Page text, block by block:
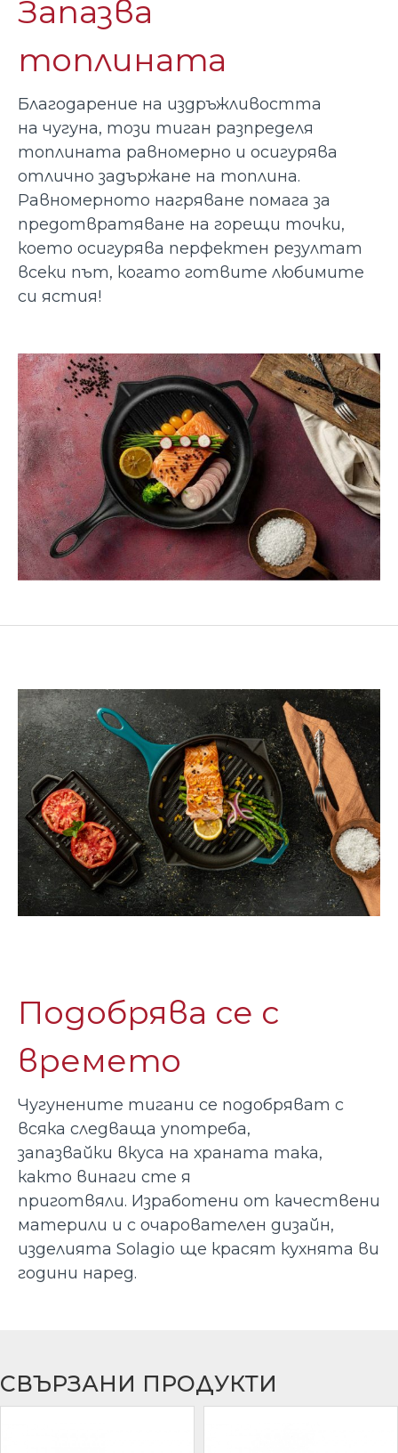
Запазва
топлината
Благодарение на издръжливостта
на чугуна, този тиган разпределя
топлината равномерно и осигурява
отлично задържане на топлина.
Равномерното нагряване помага за
предотвратяване на горещи точки,
което осигурява перфектен резултат
всеки път, когато готвите любимите
си ястия!
Подобрява се с
времето
Чугунените тигани се подобряват с
всяка следваща употреба,
запазвайки вкуса на храната така,
както винаги сте я
приготвяли. Изработени от качествени
материли и с очарователен дизайн,
изделията Solagio ще красят кухнята ви
години наред.
СВЪРЗАНИ ПРОДУКТИ